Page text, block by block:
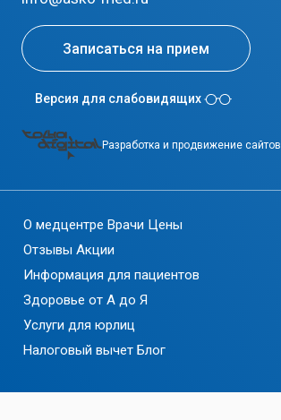
Записаться на прием
Версия для слабовидящих
Разработка и продвижение сайтов
О медцентре Врачи Цены
Отзывы Акции
Информация для пациентов
Здоровье от А до Я
Услуги для юрлиц
Налоговый вычет Блог